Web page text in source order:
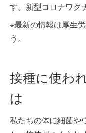
す。新型コロナワク
※最新の情報は厚生
う。
接種に使わ
は
私たちの体に細菌や